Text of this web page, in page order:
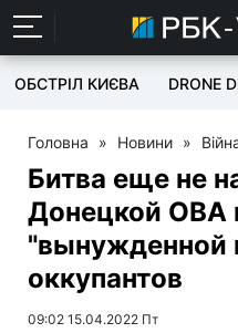
ОБСТРІЛ КИЄВА DRONE
Головна » Новини »
Битва еще не
Донецкой ОВА
"вынужденной
оккупантов
09:02 15.04.2022 Пт